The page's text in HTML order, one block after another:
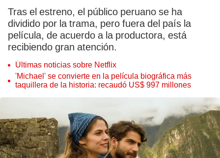
Tras el estreno, el público peruano se ha
dividido por la trama, pero fuera del país la
película, de acuerdo a la productora, está
recibiendo gran atención.
Últimas noticias sobre Netflix
'Michael' se convierte en la película biográfica más
taquillera de la historia: recaudó US$ 997 millones